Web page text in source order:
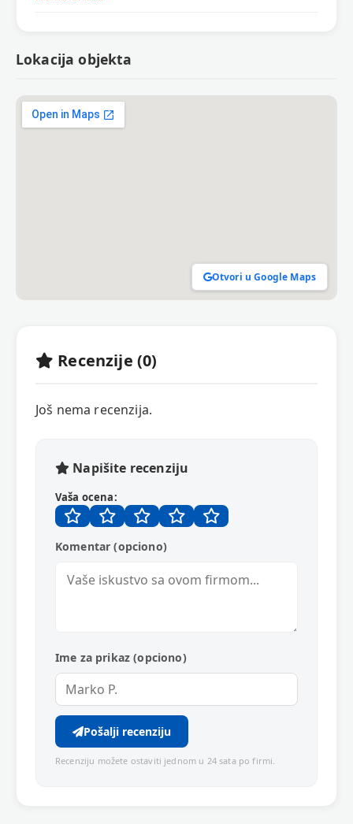
Lokacija objekta
Otvori u Google Maps
Recenzije (0)
Još nema recenzija.
Napišite recenziju
Vaša ocena:
Komentar (opciono)
Ime za prikaz (opciono)
Pošalji recenziju
Recenziju možete ostaviti jednom u 24 sata po firmi.